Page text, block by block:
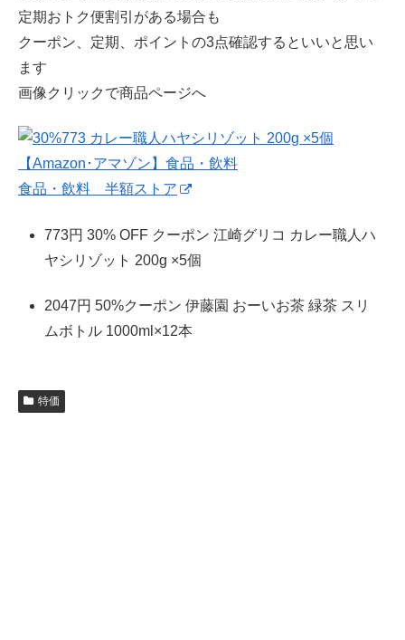
定期おトク便割引がある場合も
クーポン、定期、ポイントの3点確認するといいと思い
ます
画像クリックで商品ページへ
食品・飲料 半額ストア
773円 30% OFF クーポン 江崎グリコ カレー職人ハ
ヤシリゾット 200g ×5個
2047円 50%クーポン 伊藤園 おーいお茶 緑茶 スリ
ムボトル 1000ml×12本
特価